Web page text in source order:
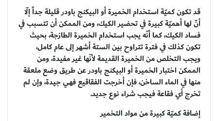
قد تكون كميّة استخدام الخميرة أو البيكنج باودر قليلة جداً إلّا
أنّ لها أهميّة كبيرة في تحضير الكيك، ومن الممكن أن تتسبب في
فساد الكيك، كما أنّه يجب استخدام الخميرة الطازجة، بحيث
تكون كذلك في فترة تتراوح بين الستة أشهر إلى عام كامل،
ويجب التخلص من الخميرة القديمة لأنّها غير مفيدة، ومن
الممكن اختبار الخميرة أو البيكنج باودر عن طريق وضع ملعقة
منها في الماء الساخن، فإن أخرجت الفقاقيع فهي جيدة، وإن لم
تخرج أي فقاعة فيجب شراء نوع جديد.
إضافة كميّة كبيرة من مواد التخمير